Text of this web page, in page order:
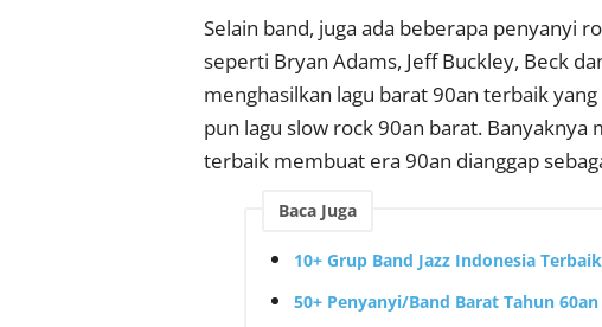
Selain band, juga ada beberapa penyanyi
seperti Bryan Adams, Jeff Buckley, Beck
menghasilkan lagu barat 90an terbaik
pun lagu slow rock 90an barat.
terbaik membuat era 90an dianggap
Baca Juga
10+ Grup Band Jazz Indonesia
50+ Penyanyi/Band Barat Tahun